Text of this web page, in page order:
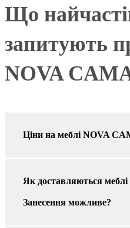
Що
запитують
NOVA
Ціни на меблі NOVA
Як доставляються
Занесення можливе?